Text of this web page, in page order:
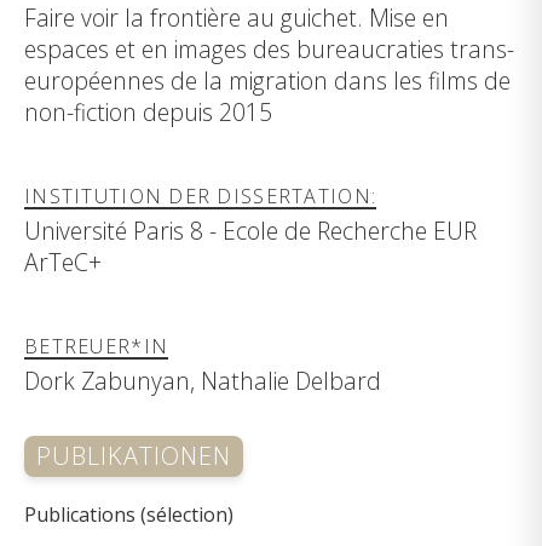
Faire voir la frontière au guichet. Mise en
espaces et en images des bureaucraties trans-
européennes de la migration dans les films de
non-fiction depuis 2015
INSTITUTION DER DISSERTATION:
Université Paris 8 - Ecole de Recherche EUR
ArTeC+
BETREUER*IN
Dork Zabunyan, Nathalie Delbard
PUBLIKATIONEN
Publications (sélection)